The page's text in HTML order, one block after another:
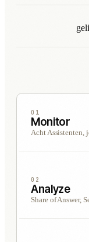
01
Monitor
Acht Assistenten,
02
Analyze
Share of Answer,